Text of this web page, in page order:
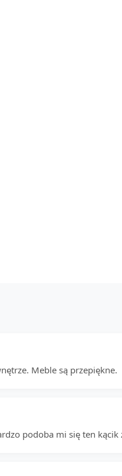
Meble są przepiękne.
podoba mi się ten